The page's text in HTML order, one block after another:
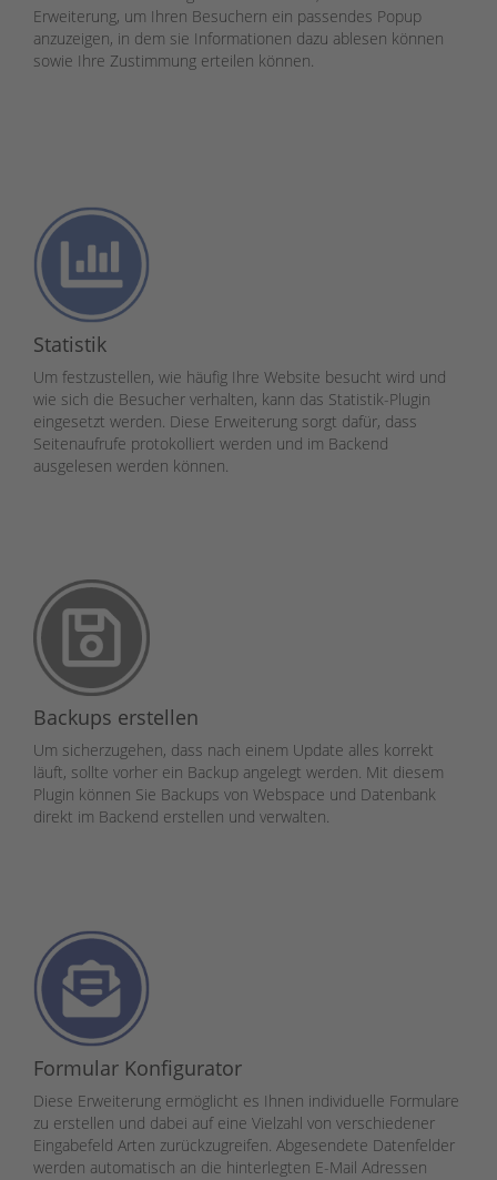
Erweiterung, um Ihren Besuchern ein passendes Popup
anzuzeigen, in dem sie Informationen dazu ablesen können
sowie Ihre Zustimmung erteilen können.
Statistik
Um festzustellen, wie häufig Ihre Website besucht wird und
wie sich die Besucher verhalten, kann das Statistik-Plugin
eingesetzt werden. Diese Erweiterung sorgt dafür, dass
Seitenaufrufe protokolliert werden und im Backend
ausgelesen werden können.
Backups erstellen
Um sicherzugehen, dass nach einem Update alles korrekt
läuft, sollte vorher ein Backup angelegt werden. Mit diesem
Plugin können Sie Backups von Webspace und Datenbank
direkt im Backend erstellen und verwalten.
Formular Konfigurator
Diese Erweiterung ermöglicht es Ihnen individuelle Formulare
zu erstellen und dabei auf eine Vielzahl von verschiedener
Eingabefeld Arten zurückzugreifen. Abgesendete Datenfelder
werden automatisch an die hinterlegten E-Mail Adressen